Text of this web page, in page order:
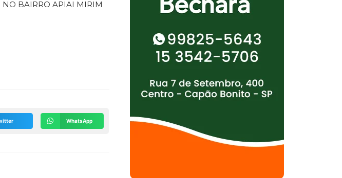
NO BAIRRO APIAI MIRIM
WhatsApp